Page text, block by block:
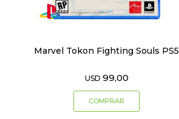
Marvel Tokon Fighting Souls PS5
USD 99,00